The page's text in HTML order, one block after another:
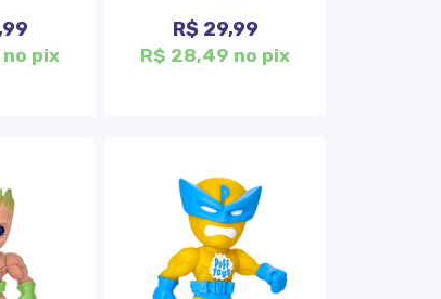
pix
R$ 29,99
R$ 28,49 no pix